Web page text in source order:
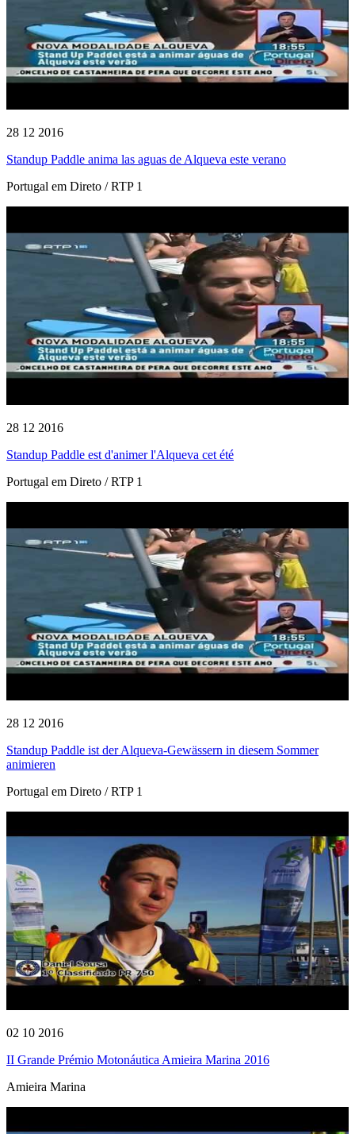
28 12 2016
Standup Paddle anima las aguas de Alqueva este verano
Portugal em Direto / RTP 1
28 12 2016
Standup Paddle est d'animer l'Alqueva cet été
Portugal em Direto / RTP 1
28 12 2016
Standup Paddle ist der Alqueva-Gewässern in diesem Sommer
animieren
Portugal em Direto / RTP 1
02 10 2016
II Grande Prémio Motonáutica Amieira Marina 2016
Amieira Marina